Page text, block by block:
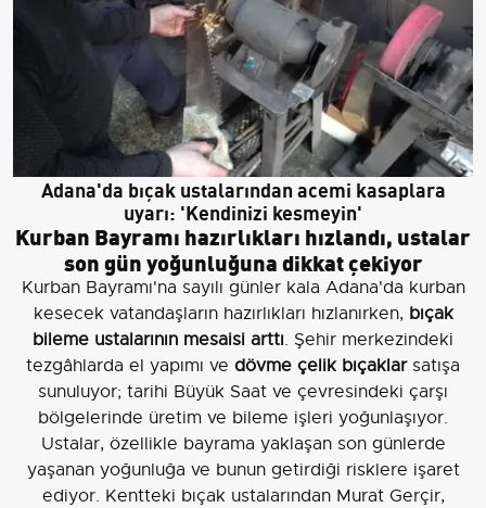
Adana'da bıçak ustalarından acemi kasaplara
uyarı: 'Kendinizi kesmeyin'
Kurban Bayramı hazırlıkları hızlandı, ustalar
son gün yoğunluğuna dikkat çekiyor
Kurban Bayramı'na sayılı günler kala Adana'da kurban
kesecek vatandaşların hazırlıkları hızlanırken, bıçak
bileme ustalarının mesaisi arttı. Şehir merkezindeki
tezgâhlarda el yapımı ve dövme çelik bıçaklarsatışa
sunuluyor; tarihi Büyük Saat ve çevresindeki çarşı
bölgelerinde üretim ve bileme işleri yoğunlaşıyor.
Ustalar, özellikle bayrama yaklaşan son günlerde
yaşanan yoğunluğa ve bunun getirdiği risklere işaret
ediyor. Kentteki bıçak ustalarından Murat Gerçir,